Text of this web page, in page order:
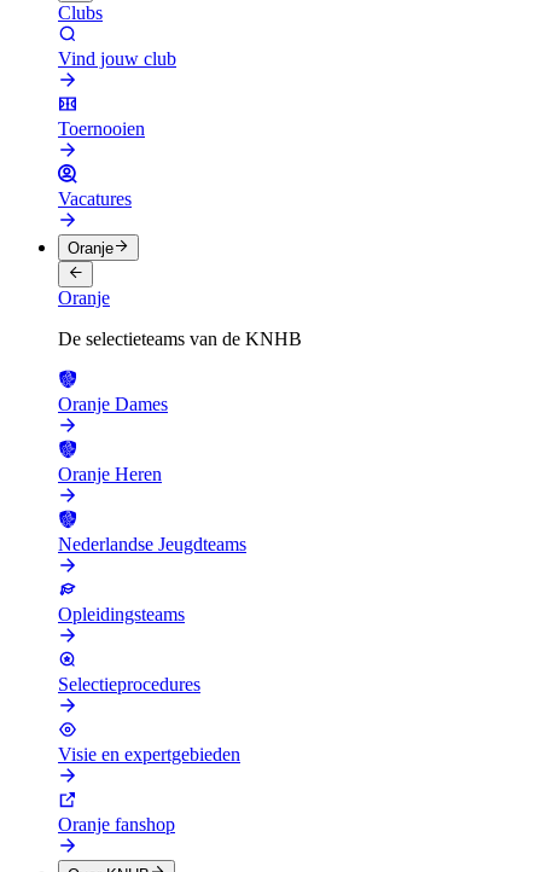
Clubs
Vind jouw club
Toernooien
Vacatures
Oranje
Oranje
De selectieteams van de KNHB
Oranje Dames
Oranje Heren
Nederlandse Jeugdteams
Opleidingsteams
Selectieprocedures
Visie en expertgebieden
Oranje fanshop